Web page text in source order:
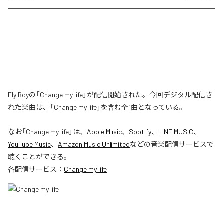
Fly Boyの「Change my life」が配信開始された。今回デジタル配信さ
れた楽曲は、「Change my life」を含む全1曲となっている。
なお「Change my life」は、 Apple Music、 Spotify、 LINE MUSIC、
YouTube Music、 Amazon Music Unlimitedなどの音楽配信サービスで
聴くことができる。
各配信サービス： Change my life